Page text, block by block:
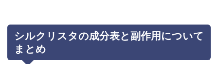
シルクリスタの成分表と副作用について
まとめ